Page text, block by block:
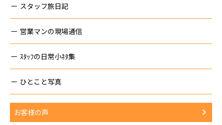
スタッフ旅日記
営業マンの現場通信
ｽﾀｯﾌの日常小ﾈﾀ集
ひとこと写真
お客様の声